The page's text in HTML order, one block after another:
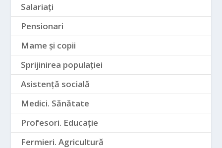
Salariați
Pensionari
Mame și copii
Sprijinirea populației
Asistență socială
Medici. Sănătate
Profesori. Educație
Fermieri. Agricultură